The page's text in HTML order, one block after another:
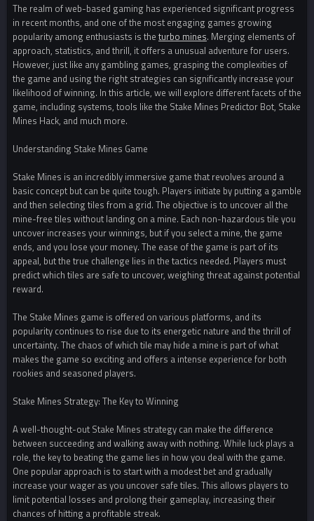
The realm of web-based gaming has experienced significant progress
in recent months, and one of the most engaging games growing
popularity among enthusiasts is the turbo mines. Merging elements of
approach, statistics, and thrill, it offers a unusual adventure for users.
However, just like any gambling games, grasping the complexities of
the game and using the right strategies can significantly increase your
likelihood of winning. In this article, we will explore different facets of the
game, including systems, tools like the Stake Mines Predictor Bot, Stake
Mines Hack, and much more.
Understanding Stake Mines Game
Stake Mines is an incredibly immersive game that revolves around a
basic concept but can be quite tough. Players initiate by putting a gamble
and then selecting tiles from a grid. The objective is to uncover all the
mine-free tiles without landing on a mine. Each non-hazardous tile you
uncover increases your winnings, but if you select a mine, the game
ends, and you lose your money. The ease of the game is part of its
appeal, but the true challenge lies in the tactics needed. Players must
predict which tiles are safe to uncover, weighing threat against potential
reward.
The Stake Mines game is offered on various platforms, and its
popularity continues to rise due to its energetic nature and the thrill of
uncertainty. The chaos of which tile may hide a mine is part of what
makes the game so exciting and offers a intense experience for both
rookies and seasoned players.
Stake Mines Strategy: The Key to Winning
A well-thought-out Stake Mines strategy can make the difference
between succeeding and walking away with nothing. While luck plays a
role, the key to beating the game lies in how you deal with the game.
One popular approach is to start with a modest bet and gradually
increase your wager as you uncover safe tiles. This allows players to
limit potential losses and prolong their gameplay, increasing their
chances of hitting a profitable streak.